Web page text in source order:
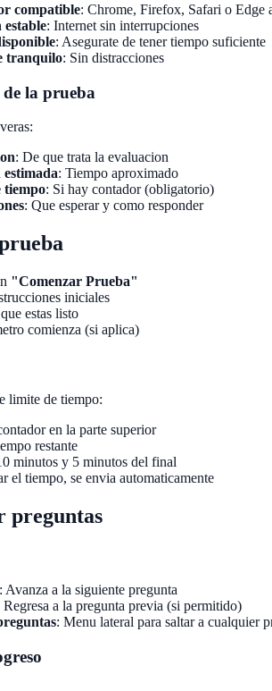
compatible: Chrome, Firefox, Safari o Edge
estable: Internet sin interrupciones
: Asegurate de tener tiempo suficiente
tranquilo: Sin distracciones
la prueba
: De que trata la evaluacion
: Tiempo aproximado
tiempo: Si hay contador (obligatorio)
: Que esperar y como responder
"Comenzar Prueba"
iniciales
estas listo
comienza (si aplica)
limite de tiempo:
en la parte superior
restante
minutos y 5 minutos del final
el tiempo, se envia automaticamente
preguntas
: Avanza a la siguiente pregunta
Regresa a la pregunta previa (si permitido)
: Menu lateral para saltar a cualquier